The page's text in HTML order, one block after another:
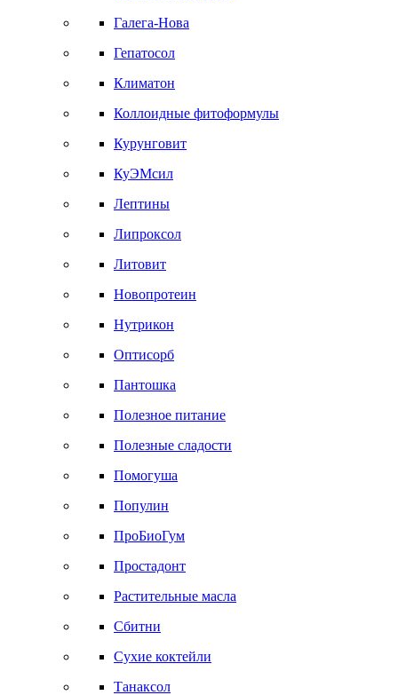
Галега-Нова
Гепатосол
Климатон
Коллоидные фитоформулы
Курунговит
КуЭМсил
Лептины
Липроксол
Литовит
Новопротеин
Нутрикон
Оптисорб
Пантошка
Полезное питание
Полезные сладости
Помогуша
Популин
ПроБиоГум
Простадонт
Растительные масла
Сбитни
Сухие коктейли
Танаксол